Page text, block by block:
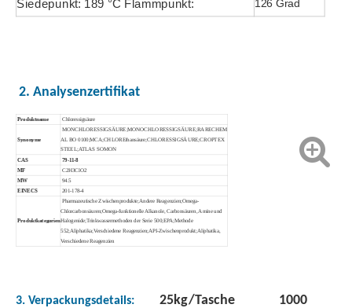
Siedepunkt: 189 °C Flammpunkt: 126 Grad
2. Analysenzertifikat
Produktname Chloressigsäure
Synonyme
MONCHLORESSIGSÄURE;MONOCHLORESSIGSÄURE;RARECHEM
AL BO 0100;MCA;CHLOREthansäure;CHLORESSIGSÄURE;CROPTEX
STEEL;ATLAS SOMON
CAS
79-11-8
MF
C2H3ClO2
MW
94.5
EINECS
201-178-4
Produktkategorien
Pharmazeutische Zwischenprodukte;Andere Reagenzien;Omega-
Chlorcarbonsäuren;Omega-funktionelle Alkanole, Carbonsäuren, Amine und
Halogenide;Trinkwassermethoden der Serie 500;EPA;Methode
552;Aliphatika;Verschiedene Reagenzien;API-Zwischenprodukt;Aliphatika,
Verschiedene Reagenzien
3. Verpackungsdetails:
25kg/Tasche 1000